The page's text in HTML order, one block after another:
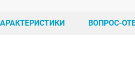
ВОПРОС-